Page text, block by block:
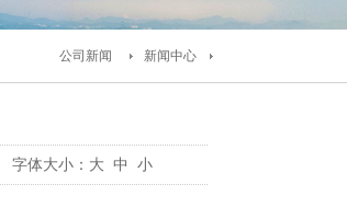
公司新闻 新闻中心
字体大小： 大 中 小